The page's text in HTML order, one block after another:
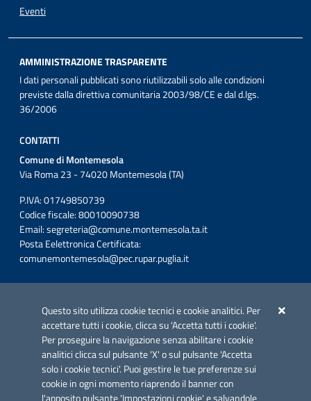
Questo sito utilizza cookie tecnici e cookie analitici. Per
accettare tutti i cookie, clicca su 'Accetta tutti i cookie'.
Per proseguire la navigazione senza abilitare i cookie
analitici clicca sul pulsante 'X' o sul pulsante 'Accetta
solo i cookie tecnici'. Puoi gestire le tue preferenze sui
cookie in ogni momento riaprendo il banner con
Eventi
AMMINISTRAZIONE TRASPARENTE
I dati personali pubblicati sono riutilizzabili solo alle condizioni
previste dalla direttiva comunitaria 2003/98/CE e dal d.lgs.
36/2006
CONTATTI
Comune di Montemesola
Via Roma 23 - 74020 Montemesola (TA)
P.IVA: 01749850739
Codice fiscale: 80010090738
Email:segreteria@comune.montemesola.ta.it
Posta Eelettronica Certificata:
comunemontemesola@pec.rupar.puglia.it
Azione 2.3.
Link utili